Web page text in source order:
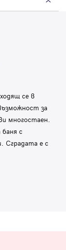
се в
за
многостаен.
с
Сградата е с